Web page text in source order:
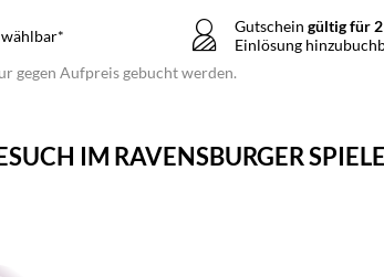
wählbar* Gutschein gültig für
Einlösung
gegen Aufpreis gebucht werden.
IM RAVENSBURGER